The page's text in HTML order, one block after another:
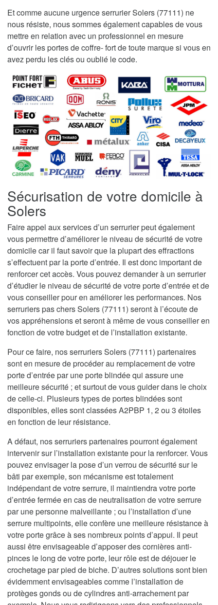
Et comme aucune urgence serrurier Solers (77111) ne
nous résiste, nous sommes également capables de vous
mettre en relation avec un professionnel en mesure
d’ouvrir les portes de coffre- fort de toute marque si vous en
avez perdu les clés ou oublié le code.
Sécurisation de votre domicile à
Solers
Faire appel aux services d’un serrurier peut également
vous permettre d’améliorer le niveau de sécurité de votre
domicile car il faut savoir que la plupart des effractions
s’effectuent par la porte d’entrée. Il est donc important de
renforcer cet accès. Vous pouvez demander à un serrurier
d’étudier le niveau de sécurité de votre porte d’entrée et de
vous conseiller pour en améliorer les performances. Nos
serruriers pas chers Solers (77111) seront à l’écoute de
vos appréhensions et seront à même de vous conseiller en
fonction de votre budget et de l’installation existante.
Pour ce faire, nos serruriers Solers (77111) partenaires
sont en mesure de procéder au remplacement de votre
porte d’entrée par une porte blindée qui assure une
meilleure sécurité ; et surtout de vous guider dans le choix
de celle-ci. Plusieurs types de portes blindées sont
disponibles, elles sont classées A2PBP 1, 2 ou 3 étoiles
en fonction de leur résistance.
A défaut, nos serruriers partenaires pourront également
intervenir sur l’installation existante pour la renforcer. Vous
pouvez envisager la pose d’un verrou de sécurité sur le
bâti par exemple, son mécanisme est totalement
indépendant de votre serrure, il maintiendra votre porte
d’entrée fermée en cas de neutralisation de votre serrure
par une personne malveillante ; ou l’installation d’une
serrure multipoints, elle confère une meilleure résistance à
votre porte grâce à ses nombreux points d’appui. Il peut
aussi être envisageable d’apposer des cornières anti-
pinces le long de votre porte, leur rôle est de déjouer le
crochetage par pied de biche. D’autres solutions sont bien
évidemment envisageables comme l’installation de
protèges gonds ou de cylindres anti-arrachement par